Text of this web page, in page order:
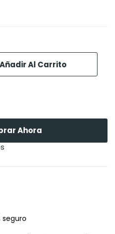
Añadir Al Carrito
Ahora
seguro